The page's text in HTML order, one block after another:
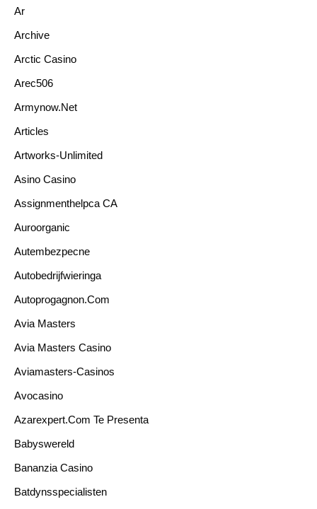
Ar
Archive
Arctic Casino
Arec506
Armynow.net
Articles
Artworks-Unlimited
Asino Casino
Assignmenthelpca CA
Auroorganic
Autembezpecne
Autobedrijfwieringa
Autoprogagnon.com
Avia Masters
Avia Masters Casino
Aviamasters-Casinos
Avocasino
Azarexpert.com Te Presenta
Babyswereld
Bananzia Casino
Batdynsspecialisten